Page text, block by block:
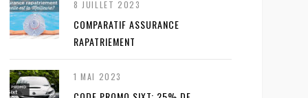
8 JUILLET 2023
COMPARATIF ASSURANCE
RAPATRIEMENT
1 MAI 2023